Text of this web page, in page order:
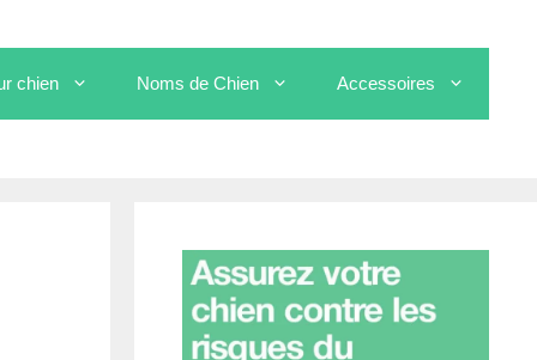
chien Noms de Chien Accessoires